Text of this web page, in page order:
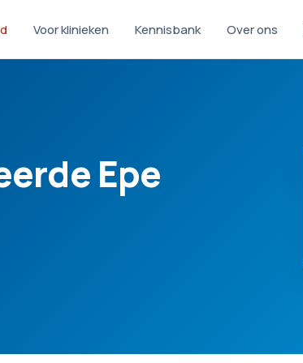
Voor klinieken Kennisbank Over ons
Epe